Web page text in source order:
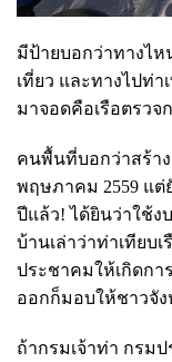
มีป้ายบอกว่าทางไห
เที่ยว และทางไปท่า
มาจอดคือเรือตรวจ
คนพื้นที่บอกว่าสร้าง
พฤษภาคม 2559 แต่
ปีแล้ว! ได้ยินว่าใช้ง
บ้านเล่าว่าท่าเทียบ
ประชาคมให้เกิดกา
ออกก็มอบให้ชาวจั
ถ้ากรมเจ้าท่า กรม